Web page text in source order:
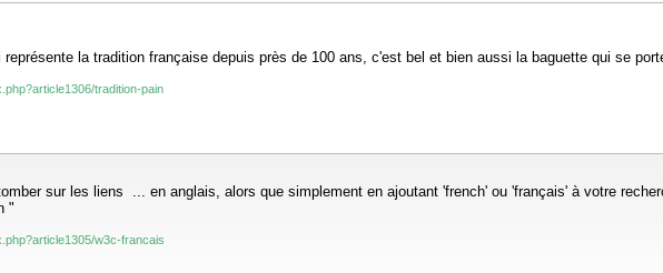
la tradition française depuis près de 100 ans, c'est bel et bien aussi la baguette qui se
tradition-pain
sur les liens ... en anglais, alors que simplement en ajoutant 'french' ou 'français' à votre
"
w3c-francais